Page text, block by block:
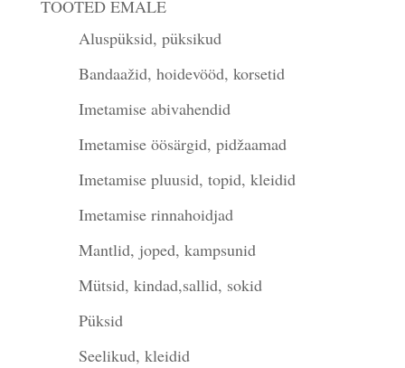
TOOTED EMALE
Aluspüksid, püksikud
Bandaažid, hoidevööd, korsetid
Imetamise abivahendid
Imetamise öösärgid, pidžaamad
Imetamise pluusid, topid, kleidid
Imetamise rinnahoidjad
Mantlid, joped, kampsunid
Mütsid, kindad,sallid, sokid
Püksid
Seelikud, kleidid